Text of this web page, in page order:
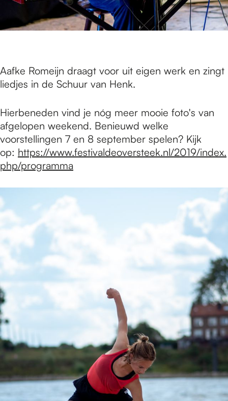
Aafke Romeijn draagt voor uit eigen werk en zingt
liedjes in de Schuur van Henk.
Hierbeneden vind je nóg meer mooie foto's van
afgelopen weekend. Benieuwd welke
voorstellingen 7 en 8 september spelen? Kijk
op: https://www.festivaldeoversteek.nl/2019/index.
php/programma